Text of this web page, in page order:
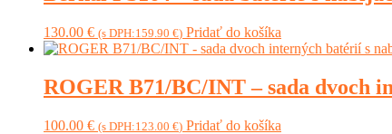
130.00 € (s DPH:159.90 €) Pridať do košíka
ROGER B71/BC/INT – sada dvoch
100.00 € (s DPH:123.00 €) Pridať do košíka